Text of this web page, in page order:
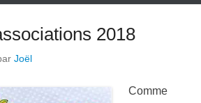
2018
Joël
Comme